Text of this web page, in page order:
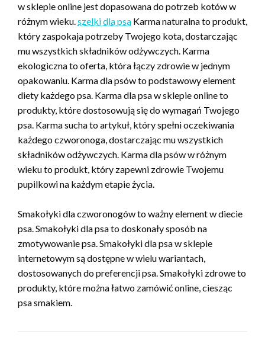
w sklepie online jest dopasowana do potrzeb kotów w
różnym wieku.szelki dla psa Karma naturalna to produkt,
który zaspokaja potrzeby Twojego kota, dostarczając
mu wszystkich składników odżywczych. Karma
ekologiczna to oferta, która łączy zdrowie w jednym
opakowaniu. Karma dla psów to podstawowy element
diety każdego psa. Karma dla psa w sklepie online to
produkty, które dostosowują się do wymagań Twojego
psa. Karma sucha to artykuł, który spełni oczekiwania
każdego czworonoga, dostarczając mu wszystkich
składników odżywczych. Karma dla psów w różnym
wieku to produkt, który zapewni zdrowie Twojemu
pupilkowi na każdym etapie życia.
Smakołyki dla czworonogów to ważny element w diecie
psa. Smakołyki dla psa to doskonały sposób na
zmotywowanie psa. Smakołyki dla psa w sklepie
internetowym są dostępne w wielu wariantach,
dostosowanych do preferencji psa. Smakołyki zdrowe to
produkty, które można łatwo zamówić online, ciesząc
psa smakiem.